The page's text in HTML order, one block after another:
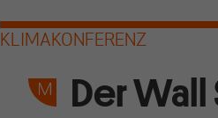
KLIMAKONFERENZ
Der